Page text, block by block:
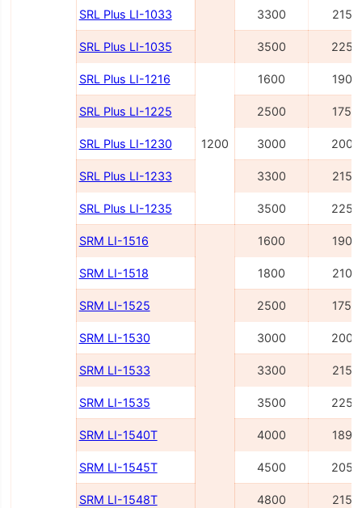
SRL Plus LI-1033 3300 2150
SRL Plus LI-1035 3500 2250
SRL Plus LI-1216
1200
1600 1900
SRL Plus LI-1225 2500 1750
SRL Plus LI-1230 3000 2000
SRL Plus LI-1233 3300 2150
SRL Plus LI-1235 3500 2250
SRM LI-1516 1600 1900
SRM LI-1518 1800 2100
SRM LI-1525 2500 1755
SRM LI-1530 3000 2005
SRM LI-1533 3300 2155
SRM LI-1535 3500 2255
SRM LI-1540Т 4000 1895
SRM LI-1545Т 4500 2055
SRM LI-1548Т 4800 2155